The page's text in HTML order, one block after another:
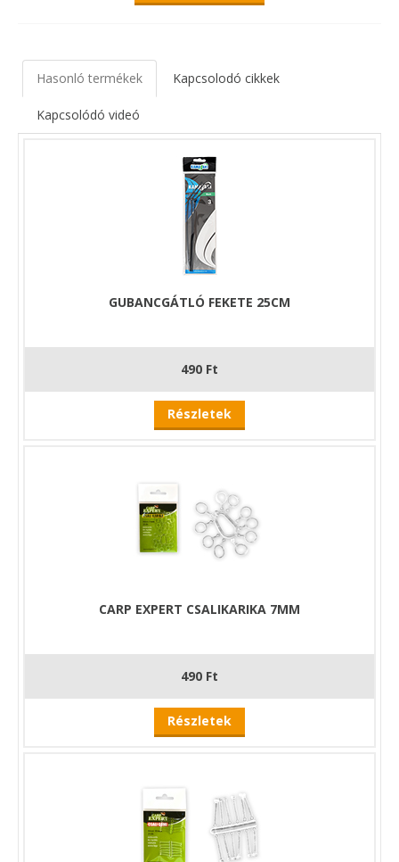
Hasonló termékek Kapcsolodó cikkek
Kapcsolódó videó
GUBANCGÁTLÓ FEKETE 25CM
490 Ft
Részletek
CARP EXPERT CSALIKARIKA 7MM
490 Ft
Részletek